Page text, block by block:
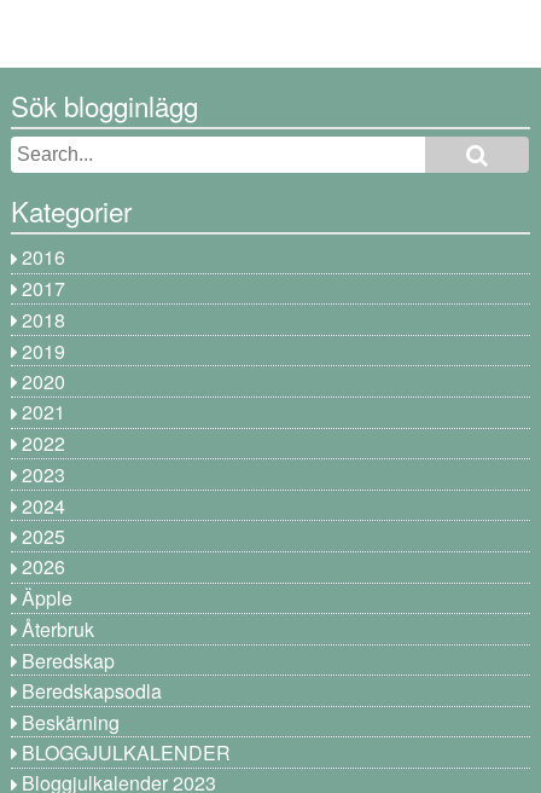
Sök blogginlägg
Kategorier
2016
2017
2018
2019
2020
2021
2022
2023
2024
2025
2026
Äpple
Återbruk
Beredskap
Beredskapsodla
Beskärning
BLOGGJULKALENDER
Bloggjulkalender 2023